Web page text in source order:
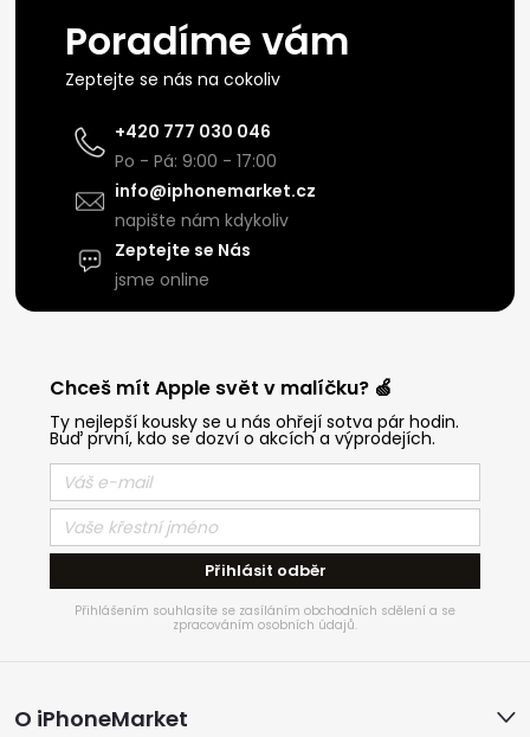
Poradíme vám
Zeptejte se nás na cokoliv
+420 777 030 046
Po - Pá: 9:00 - 17:00
info@iphonemarket.cz
napište nám kdykoliv
Zeptejte se Nás
jsme online
Chceš mít Apple svět v malíčku? 🍏
Ty nejlepší kousky se u nás ohřejí sotva pár hodin.
Buď první, kdo se dozví o akcích a výprodejích.
Přihlásit odběr
Přihlášením souhlasíte se zasíláním obchodních sdělení a se
zpracováním osobních údajů.
O iPhoneMarket